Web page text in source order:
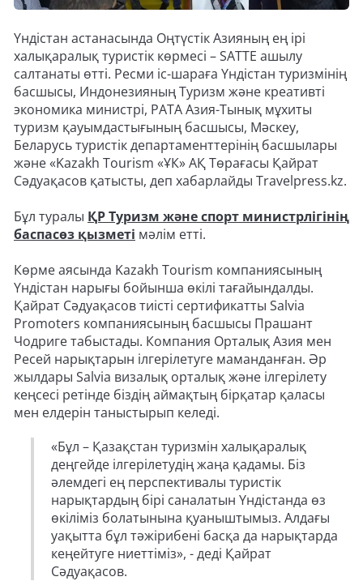
Үндістан астанасында Оңтүстік Азияның ең ірі
халықаралық туристік көрмесі – SATTE ашылу
салтанаты өтті. Ресми іс-шараға Үндістан туризмінің
басшысы, Индонезияның Туризм және креативті
экономика министрі, PATA Азия-Тынық мұхиты
туризм қауымдастығының басшысы, Мәскеу,
Беларусь туристік департаменттерінің басшылары
және «Kazakh Tourism «ҰК» АҚ Төрағасы Қайрат
Сәдуақасов қатысты, деп хабарлайды Travelpress.kz.
Бұл туралы ҚР Туризм және спорт министрлігінің
баспасөз қызметі мәлім етті.
Көрме аясында Kazakh Tourism компаниясының
Үндістан нарығы бойынша өкілі тағайындалды.
Қайрат Сәдуақасов тиісті сертификатты Salvia
Promoters компаниясының басшысы Прашант
Чодриге табыстады. Компания Орталық Азия мен
Ресей нарықтарын ілгерілетуге маманданған. Әр
жылдары Salvia визалық орталық және ілгерілету
кеңсесі ретінде біздің аймақтың бірқатар қаласы
мен елдерін таныстырып келеді.
«Бұл – Қазақстан туризмін халықаралық
деңгейде ілгерілетудің жаңа қадамы. Біз
әлемдегі ең перспективалы туристік
нарықтардың бірі саналатын Үндістанда өз
өкіліміз болатынына қуаныштымыз. Алдағы
уақытта бұл тәжірибені басқа да нарықтарда
кеңейтуге ниеттіміз», - деді Қайрат
Сәдуақасов.